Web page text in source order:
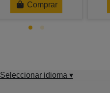
Comprar
Seleccionar idioma ▾